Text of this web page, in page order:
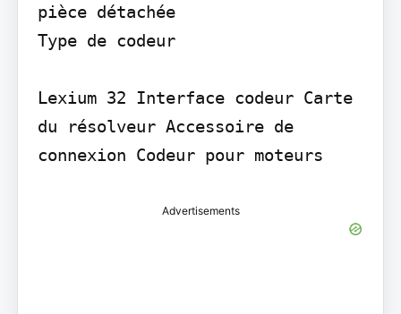
pièce détachée
Type de codeur
Lexium 32 Interface codeur Carte
du résolveur Accessoire de
connexion Codeur pour moteurs
Advertisements